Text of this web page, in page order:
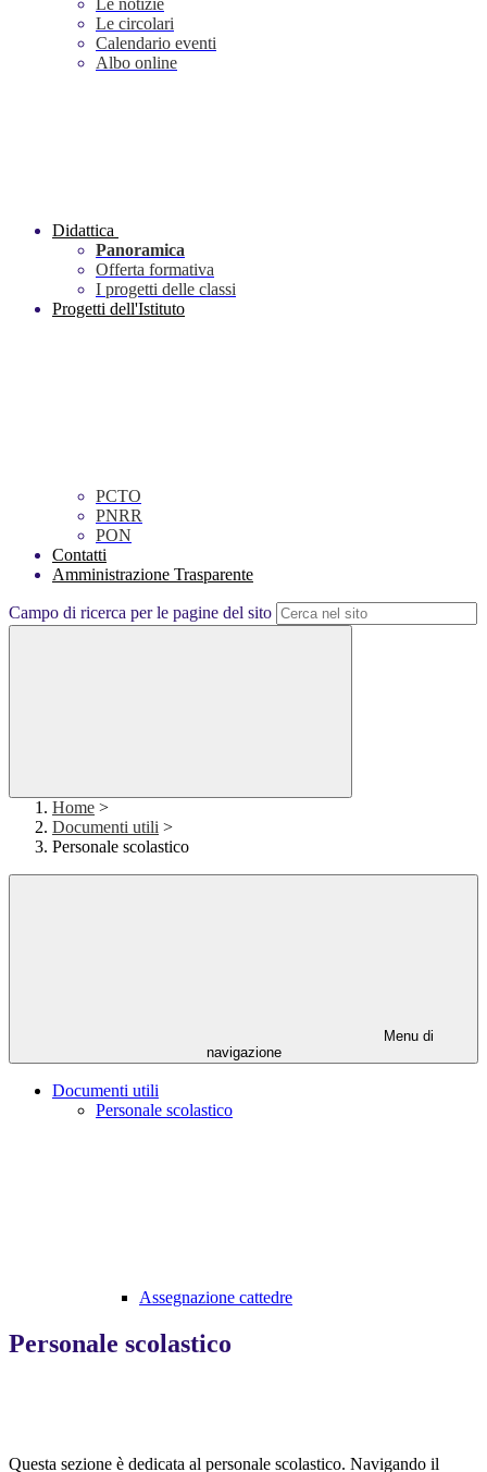
Le notizie
Le circolari
Calendario eventi
Albo online
Didattica
Panoramica
Offerta formativa
I progetti delle classi
Progetti dell'Istituto
PCTO
PNRR
PON
Contatti
Amministrazione Trasparente
Campo di ricerca per le pagine del sito
Home >
Documenti utili >
Personale scolastico
Menu di
navigazione
Documenti utili
Personale scolastico
Assegnazione cattedre
Personale scolastico
Questa sezione è dedicata al personale scolastico. Navigando il